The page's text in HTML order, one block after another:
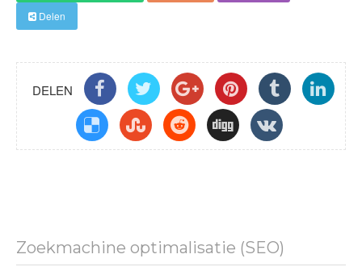
Delen
DELEN
Zoekmachine optimalisatie (SEO)